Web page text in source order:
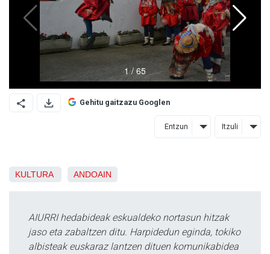
Gehitu gaitzazu Googlen
Entzun Itzuli
KULTURA ANDOAIN
AIURRI hedabideak eskualdeko nortasun hitzak
jaso eta zabaltzen ditu. Harpidedun eginda, tokiko
albisteak euskaraz lantzen dituen komunikabidea